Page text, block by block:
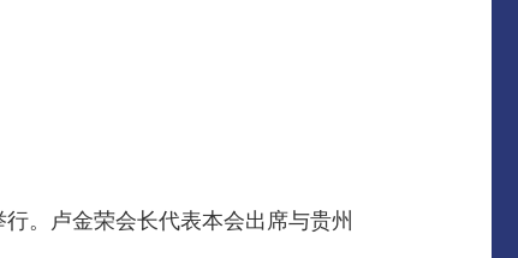
。卢金荣会长代表本会出席与贵州